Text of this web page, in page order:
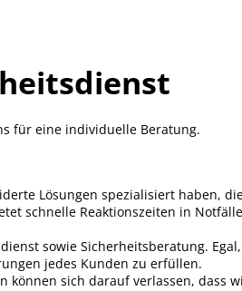
für eine individuelle Beratung.
Lösungen spezialisiert haben,
schnelle Reaktionszeiten in
sowie Sicherheitsberatung.
jedes Kunden zu erfüllen.
sich darauf verlassen, dass